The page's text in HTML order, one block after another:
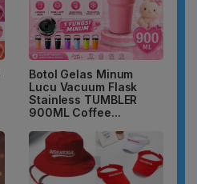
Botol Gelas Minum
Lucu Vacuum Flask
Stainless TUMBLER
900ML Coffee...